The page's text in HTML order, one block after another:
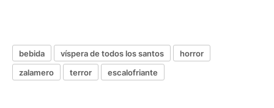
bebida víspera de todos los santos
horror
zalamero
terror escalofriante